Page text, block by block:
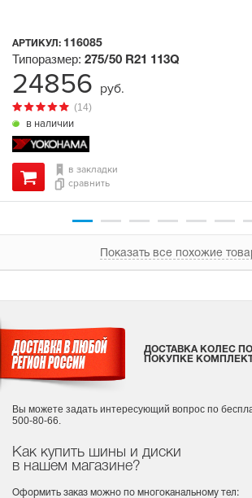
АРТИКУЛ: 116085
в наличии
(14)
Типоразмер: 275/50 R21 113Q
в закладки
сравнить
24856 руб.
Показать все похожие
Как купить шины и диски
в нашем магазине?
Оформить заказ можно по многоканальному тел:
ДОСТАВКА КОЛЕС
ПОКУПКЕ
Вы можете задать интересующий вопрос по
500-80-66.